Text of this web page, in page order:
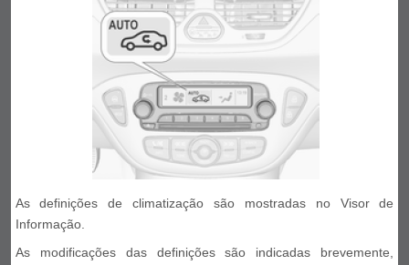
As definições de climatização são mostradas no Visor de
Informação.
As modificações das definições são indicadas brevemente,